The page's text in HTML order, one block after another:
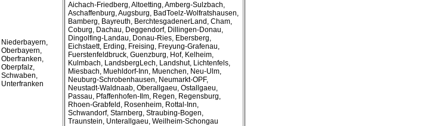
Niederbayern,
Oberbayern,
Oberfranken,
Oberpfalz,
Schwaben,
Unterfranken
Aichach-Friedberg, Altoetting, Amberg-Sulzbach,
Aschaffenburg, Augsburg, BadToelz-Wolfratshausen,
Bamberg, Bayreuth, BerchtesgadenerLand, Cham,
Coburg, Dachau, Deggendorf, Dillingen-Donau,
Dingolfing-Landau, Donau-Ries, Ebersberg,
Eichstaett, Erding, Freising, Freyung-Grafenau,
Fuerstenfeldbruck, Guenzburg, Hof, Kelheim,
Kulmbach, LandsbergLech, Landshut, Lichtenfels,
Miesbach, Muehldorf-Inn, Muenchen, Neu-Ulm,
Neuburg-Schrobenhausen, Neumarkt-OPF,
Neustadt-Waldnaab, Oberallgaeu, Ostallgaeu,
Passau, Pfaffenhofen-Ilm, Regen, Regensburg,
Rhoen-Grabfeld, Rosenheim, Rottal-Inn,
Schwandorf, Starnberg, Straubing-Bogen,
Traunstein, Unterallgaeu, Weilheim-Schongau